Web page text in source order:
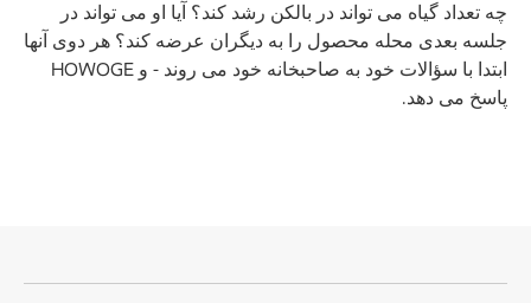
چه تعداد گیاه می تواند در بالکن رشد کند؟ آیا او می تواند در
جلسه بعدی محله محصول را به دیگران عرضه کند؟ هر دوی آنها
ابتدا با سؤالات خود به صاحبخانه خود می روند - و HOWOGE
پاسخ می دهد.